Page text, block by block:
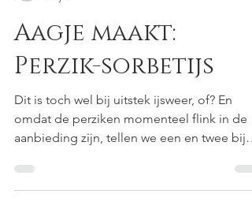
24 jun
Aagje maakt:
Perzik-sorbetijs
Dit is toch wel bij uitstek ijsweer, of? En
aanbieding zijn, tellen we een en twee bij
elkaar: tijd voor perzikijs! En ja, dat kan ook